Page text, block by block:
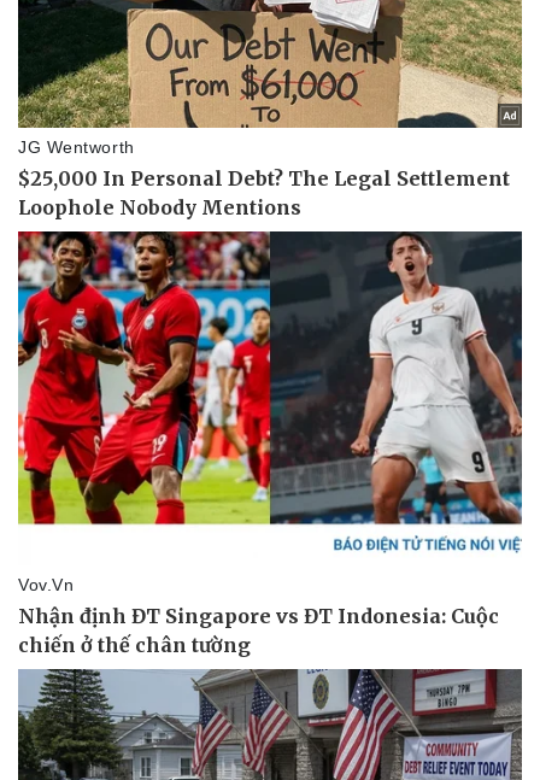
Pháp luật
Vụ án
Tin nóng
Tư vấn luật
Quân sự - Quốc phòng
Việt Nam
Phân tích